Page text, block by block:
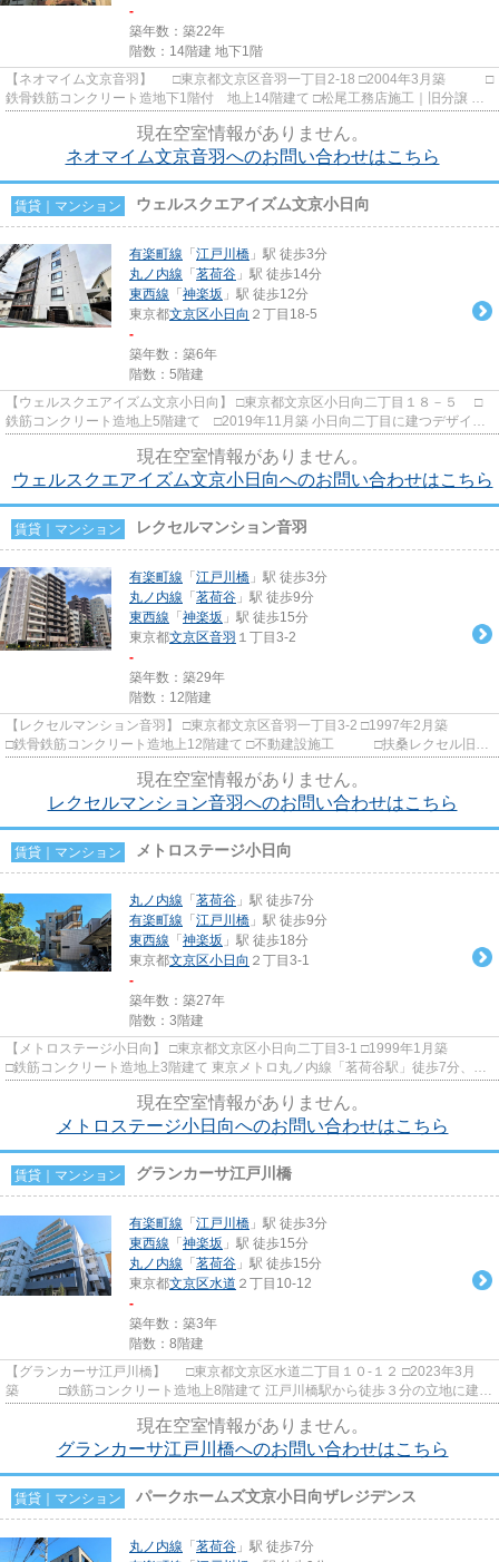
-
築年数：築22年
階数：14階建 地下1階
【ネオマイム文京音羽】 □東京都文京区音羽一丁目2-18 □2004年3月築 □
鉄骨鉄筋コンクリート造地下1階付 地上14階建て □松尾工務店施工｜旧分譲 東
現在空室情報がありません。
ネオマイム文京音羽へのお問い合わせはこちら
賃貸｜マンション ウェルスクエアイズム文京小日向
有楽町線 「 江戸川橋 」駅 徒歩3分
丸ノ内線 「 茗荷谷 」駅 徒歩14分
東西線 「 神楽坂 」駅 徒歩12分
東京都文京区小日向 ２丁目18-5
-
築年数：築6年
階数：5階建
【ウェルスクエアイズム文京小日向】 □東京都文京区小日向二丁目１８－５ □
鉄筋コンクリート造地上5階建て □2019年11月築 小日向二丁目に建つデザイナ
現在空室情報がありません。
ウェルスクエアイズム文京小日向へのお問い合わせはこちら
賃貸｜マンション レクセルマンション音羽
有楽町線 「 江戸川橋 」駅 徒歩3分
丸ノ内線 「 茗荷谷 」駅 徒歩9分
東西線 「 神楽坂 」駅 徒歩15分
東京都文京区音羽 １丁目3-2
-
築年数：築29年
階数：12階建
【レクセルマンション音羽】 □東京都文京区音羽一丁目3-2 □1997年2月築
□鉄骨鉄筋コンクリート造地上12階建て □不動建設施工 □扶桑レクセル旧分
現在空室情報がありません。
レクセルマンション音羽へのお問い合わせはこちら
賃貸｜マンション メトロステージ小日向
丸ノ内線 「 茗荷谷 」駅 徒歩7分
有楽町線 「 江戸川橋 」駅 徒歩9分
東西線 「 神楽坂 」駅 徒歩18分
東京都文京区小日向 ２丁目3-1
-
築年数：築27年
階数：3階建
【メトロステージ小日向】 □東京都文京区小日向二丁目3-1 □1999年1月築
□鉄筋コンクリート造地上3階建て 東京メトロ丸ノ内線「茗荷谷駅」徒歩7分、東
現在空室情報がありません。
メトロステージ小日向へのお問い合わせはこちら
賃貸｜マンション グランカーサ江戸川橋
有楽町線 「 江戸川橋 」駅 徒歩3分
東西線 「 神楽坂 」駅 徒歩15分
丸ノ内線 「 茗荷谷 」駅 徒歩15分
東京都文京区水道 ２丁目10-12
-
築年数：築3年
階数：8階建
【グランカーサ江戸川橋】 □東京都文京区水道二丁目１０-１２ □2023年3月
築 □鉄筋コンクリート造地上8階建て 江戸川橋駅から徒歩３分の立地に建つ
現在空室情報がありません。
グランカーサ江戸川橋へのお問い合わせはこちら
賃貸｜マンション パークホームズ文京小日向ザレジデンス
丸ノ内線 「 茗荷谷 」駅 徒歩7分